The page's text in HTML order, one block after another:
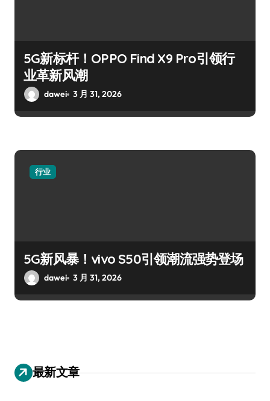
5G新标杆！OPPO Find X9 Pro引领行
业革新风潮
dawei 3 月 31, 2026
行业
5G新风暴！vivo S50引领潮流强势登场
dawei 3 月 31, 2026
最新文章